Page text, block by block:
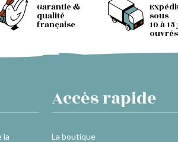
Garantie &
qualité
française
sous
10 à
ouvrés
la
Accès rapide
La boutique